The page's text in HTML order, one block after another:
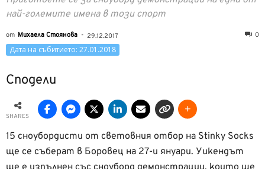
най-големите имена в този спорт
от Михаела Стоянова - 29.12.2017 0
Дата на събитието: 27.01.2018
Сподели
SHARES
15 сноубордисти от световния отбор на Stinky Socks
ще се съберат в Боровец на 27-и януари. Уикендът